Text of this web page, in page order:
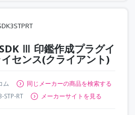
Ⅲ 印鑑作成プラグイ
センス(クライアント)
ム
同じメーカーの商品を検索する
STP-RT メーカーサイトを見る